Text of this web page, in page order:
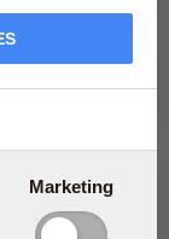
dan is zorgen
van de
Marketing